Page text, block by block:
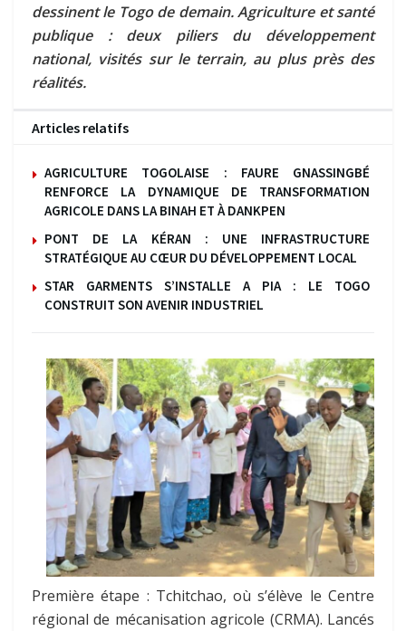
dessinent le Togo de demain. Agriculture et santé
publique : deux piliers du développement
national, visités sur le terrain, au plus près des
réalités.
Articles relatifs
AGRICULTURE TOGOLAISE : FAURE GNASSINGBÉ
RENFORCE LA DYNAMIQUE DE TRANSFORMATION
AGRICOLE DANS LA BINAH ET À DANKPEN
PONT DE LA KÉRAN : UNE INFRASTRUCTURE
STRATÉGIQUE AU CŒUR DU DÉVELOPPEMENT LOCAL
STAR GARMENTS S’INSTALLE A PIA : LE TOGO
CONSTRUIT SON AVENIR INDUSTRIEL
Première étape : Tchitchao, où s’élève le Centre
régional de mécanisation agricole (CRMA). Lancés